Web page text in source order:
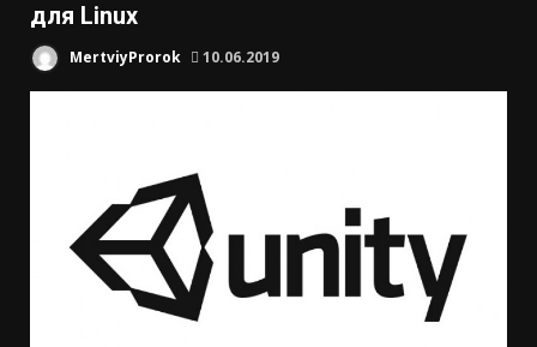
для Linux
MertviyProrok 10.06.2019